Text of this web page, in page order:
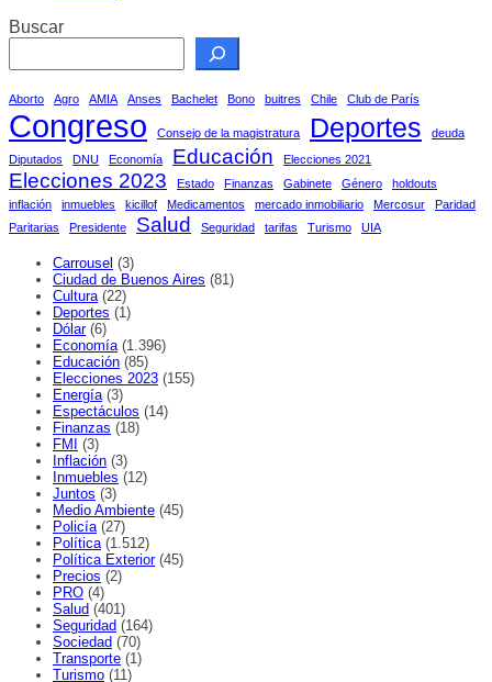
Buscar
Aborto Agro AMIA Anses Bachelet Bono buitres Chile Club de París
Congreso Consejo de la magistratura Deportes
deuda
Diputados
DNU Economía Educación Elecciones 2021
Elecciones 2023 Estado Finanzas Gabinete Género
holdouts
inflación
inmuebles kicillof Medicamentos mercado inmobiliario Mercosur
Paridad
Paritarias
Presidente Salud Seguridad tarifas Turismo UIA
Carrousel (3)
Ciudad de Buenos Aires (81)
Cultura (22)
Deportes (1)
Dólar(6)
Economía (1.396)
Educación (85)
Elecciones 2023 (155)
Energía (3)
Espectáculos (14)
Finanzas (18)
FMI
(3)
Inflación (3)
Inmuebles (12)
Juntos (3)
Medio Ambiente (45)
Policía (27)
Política (1.512)
Política Exterior(45)
Precios (2)
PRO (4)
Salud (401)
Seguridad (164)
Sociedad (70)
Transporte (1)
Turismo (11)